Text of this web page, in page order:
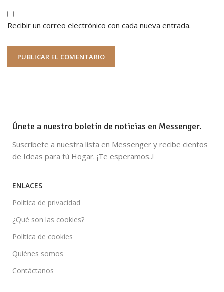
Recibir un correo electrónico con cada nueva entrada.
Únete a nuestro boletín de noticias en Messenger.
Suscríbete a nuestra lista en Messenger y recibe cientos
de Ideas para tú Hogar. ¡Te esperamos..!
ENLACES
Política de privacidad
¿Qué son las cookies?
Política de cookies
Quiénes somos
Contáctanos